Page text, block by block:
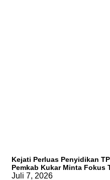
Kejati Perluas Penyidikan
Pemkab Kukar Minta Fokus
Juli 7, 2026